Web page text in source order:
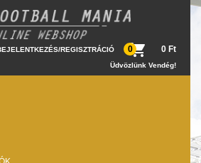
/REGISZTRÁCIÓ 0 0 Ft
Üdvözlünk Vendég!